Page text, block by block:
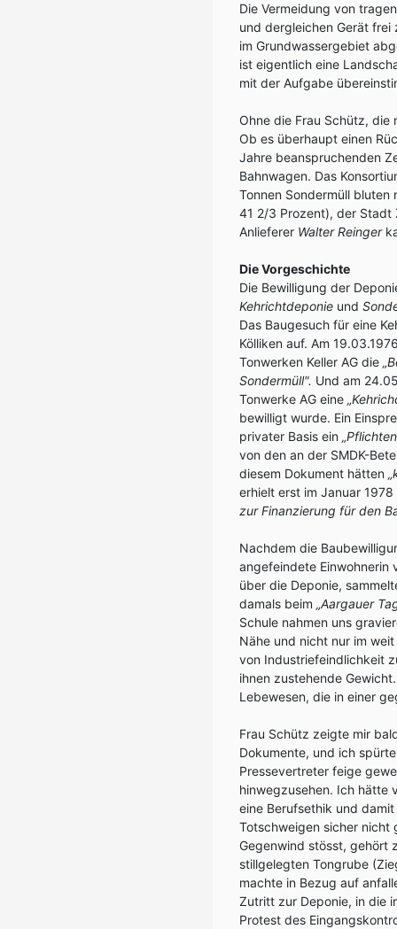
Die Vermeidung von
und dergleichen Gerät
im Grundwassergebiet
ist eigentlich eine
mit der Aufgabe
Ohne die Frau Schütz, die
Ob es überhaupt einen
Jahre beanspruchenden
Bahnwagen. Das
Tonnen Sondermüll bluten
41 2/3 Prozent), der Stadt
Anlieferer Walter Reinger
Die Vorgeschichte
Die Bewilligung der
Kehrichtdeponie und
Das Baugesuch für eine
Kölliken auf. Am
Tonwerken Keller AG die
Sondermüll". Und am
Tonwerke AG eine
bewilligt wurde. Ein
privater Basis ein
von den an der SMDK-
diesem Dokument hätten
erhielt erst im Januar
zur Finanzierung für den
Nachdem die
angefeindete Einwohnerin
über die Deponie,
damals beim „Aargauer
Schule nahmen uns
Nähe und nicht nur im
von Industriefeindlichkeit
ihnen zustehende
Lebewesen, die in einer
Frau Schütz zeigte mir
Dokumente, und ich
Pressevertreter feige
hinwegzusehen. Ich hätte
eine Berufsethik und
Totschweigen sicher nicht
Gegenwind stösst, gehört
stillgelegten Tongrube
machte in Bezug auf
Zutritt zur Deponie, in die
Protest des